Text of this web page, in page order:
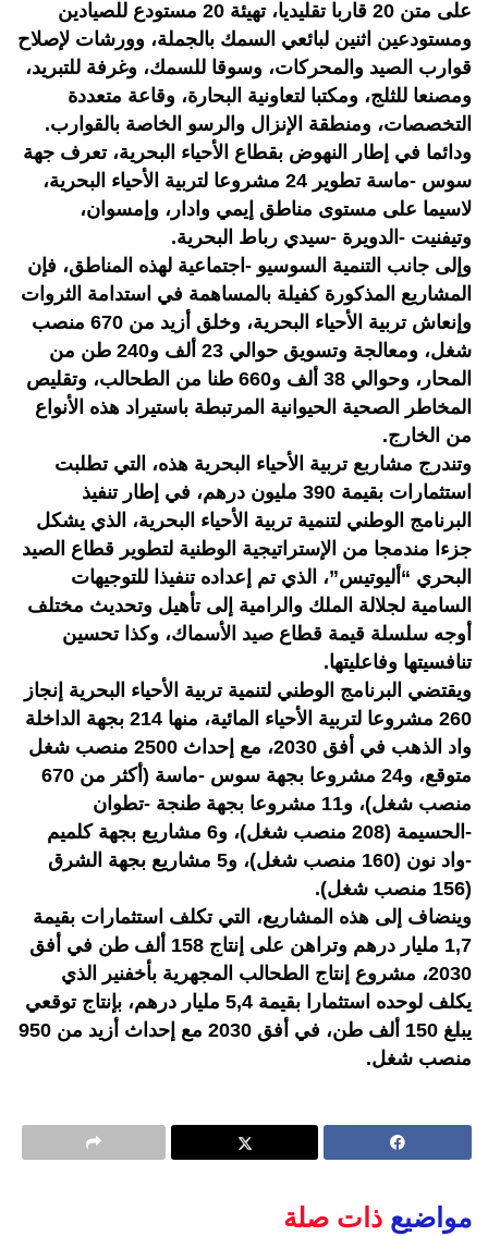
على متن 20 قاربا تقليديا، تهيئة 20 مستودع للصيادين
ومستودعين اثنين لبائعي السمك بالجملة، وورشات لإصلاح
قوارب الصيد والمحركات، وسوقا للسمك، وغرفة للتبريد،
ومصنعا للثلج، ومكتبا لتعاونية البحارة، وقاعة متعددة
التخصصات، ومنطقة الإنزال والرسو الخاصة بالقوارب.
ودائما في إطار النهوض بقطاع الأحياء البحرية، تعرف جهة
سوس -ماسة تطوير 24 مشروعا لتربية الأحياء البحرية،
لاسيما على مستوى مناطق إيمي وادار، وإمسوان،
وتيفنيت -الدويرة -سيدي رباط البحرية.
وإلى جانب التنمية السوسيو -اجتماعية لهذه المناطق، فإن
المشاريع المذكورة كفيلة بالمساهمة في استدامة الثروات
وإنعاش تربية الأحياء البحرية، وخلق أزيد من 670 منصب
شغل، ومعالجة وتسويق حوالي 23 ألف و240 طن من
المحار، وحوالي 38 ألف و660 طنا من الطحالب، وتقليص
المخاطر الصحية الحيوانية المرتبطة باستيراد هذه الأنواع
من الخارج.
وتندرج مشاربع تربية الأحياء البحرية هذه، التي تطلبت
استثمارات بقيمة 390 مليون درهم، في إطار تنفيذ
البرنامج الوطني لتنمية تربية الأحياء البحرية، الذي يشكل
جزءا مندمجا من الإستراتيجية الوطنية لتطوير قطاع الصيد
البحري “أليوتيس”، الذي تم إعداده تنفيذا للتوجيهات
السامية لجلالة الملك والرامية إلى تأهيل وتحديث مختلف
أوجه سلسلة قيمة قطاع صيد الأسماك، وكذا تحسين
تنافسيتها وفاعليتها.
ويقتضي البرنامج الوطني لتنمية تربية الأحياء البحرية إنجاز
260 مشروعا لتربية الأحياء المائية، منها 214 بجهة الداخلة
واد الذهب في أفق 2030، مع إحداث 2500 منصب شغل
متوقع، و24 مشروعا بجهة سوس -ماسة (أكثر من 670
منصب شغل)، و11 مشروعا بجهة طنجة -تطوان
-الحسيمة (208 منصب شغل)، و6 مشاريع بجهة كلميم
-واد نون (160 منصب شغل)، و5 مشاريع بجهة الشرق
(156 منصب شغل).
وينضاف إلى هذه المشاريع، التي تكلف استثمارات بقيمة
1,7 مليار درهم وتراهن على إنتاج 158 ألف طن في أفق
2030، مشروع إنتاج الطحالب المجهرية بأخفنير الذي
يكلف لوحده استثمارا بقيمة 5,4 مليار درهم، بإنتاج توقعي
يبلغ 150 ألف طن، في أفق 2030 مع إحداث أزيد من 950
منصب شغل.
مواضيع ذات صلة